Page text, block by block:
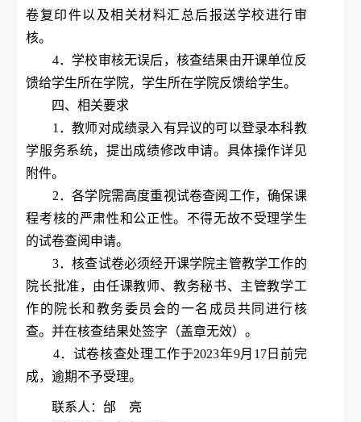
卷复印件以及相关材料汇总后报送学校进行审
核。
4．学校审核无误后，核查结果由开课单位反
馈给学生所在学院，学生所在学院反馈给学生。
四、相关要求
1．教师对成绩录入有异议的可以登录本科教
学服务系统，提出成绩修改申请。具体操作详见
附件。
2．各学院需高度重视试卷查阅工作，确保课
程考核的严肃性和公正性。不得无故不受理学生
的试卷查阅申请。
3．核查试卷必须经开课学院主管教学工作的
院长批准，由任课教师、教务秘书、主管教学工
作的院长和教务委员会的一名成员共同进行核
查。并在核查结果处签字（盖章无效）。
4．试卷核查处理工作于2023年9月17日前完
成，逾期不予受理。
联系人：邰 亮